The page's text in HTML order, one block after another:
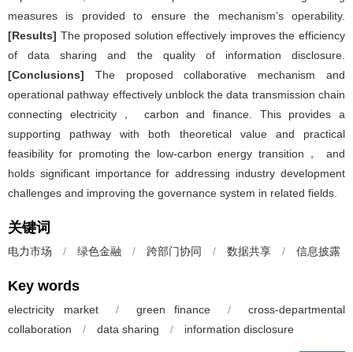
measures is provided to ensure the mechanism’s operability.
[Results] The proposed solution effectively improves the efficiency
of data sharing and the quality of information disclosure.
[Conclusions] The proposed collaborative mechanism and
operational pathway effectively unblock the data transmission chain
connecting electricity， carbon and finance. This provides a
supporting pathway with both theoretical value and practical
feasibility for promoting the low-carbon energy transition， and
holds significant importance for addressing industry development
challenges and improving the governance system in related fields.
关键词
电力市场 / 绿色金融 / 跨部门协同 / 数据共享 / 信息披露
Key words
electricity market / green finance /
cross-departmental
collaboration
/ data sharing / information disclosure